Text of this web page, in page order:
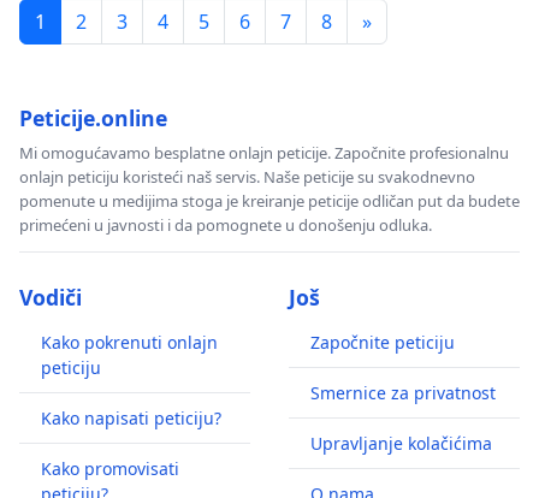
1
2 3 4 5 6 7 8 »
Peticije.online
Mi omogućavamo besplatne onlajn peticije. Započnite profesionalnu
onlajn peticiju koristeći naš servis. Naše peticije su svakodnevno
pomenute u medijima stoga je kreiranje peticije odličan put da budete
primećeni u javnosti i da pomognete u donošenju odluka.
Vodiči
Kako pokrenuti onlajn
peticiju
Kako napisati peticiju?
Kako promovisati
Još
Započnite peticiju
Smernice za privatnost
Upravljanje kolačićima